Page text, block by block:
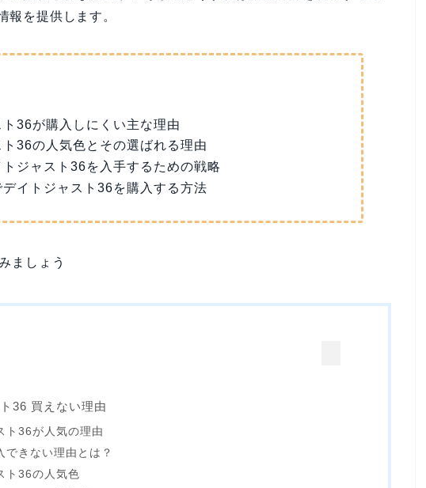
報を提供します。
36が購入しにくい主な理由
36の人気色とその選ばれる理由
ジャスト36を入手するための戦略
イトジャスト36を購入する方法
ましょう
36 買えない理由
ト36が人気の理由
できない理由とは？
ト36の人気色